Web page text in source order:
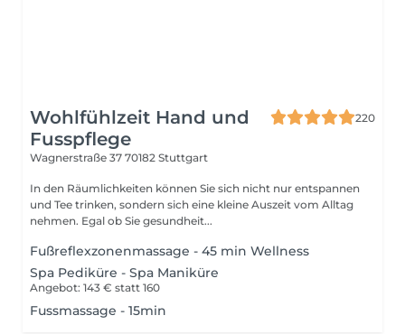
Wohlfühlzeit Hand und
Fusspflege
220
Wagnerstraße 37 70182 Stuttgart
In den Räumlichkeiten können Sie sich nicht nur entspannen
und Tee trinken, sondern sich eine kleine Auszeit vom Alltag
nehmen. Egal ob Sie gesundheit...
Fußreflexzonenmassage - 45 min Wellness
Spa Pediküre - Spa Maniküre
Angebot: 143 € statt 160
Fussmassage - 15min